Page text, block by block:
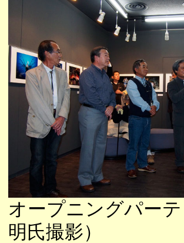
オープニングパー
明氏撮影）